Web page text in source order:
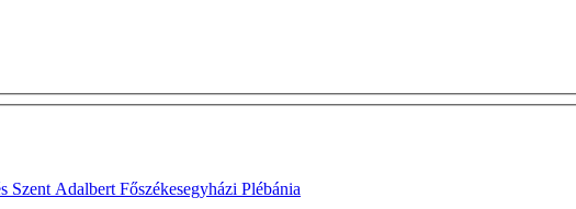
Adalbert Főszékesegyházi Plébánia